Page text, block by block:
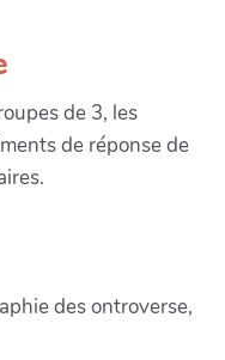
de 3, les
de réponse de
des ontroverse,